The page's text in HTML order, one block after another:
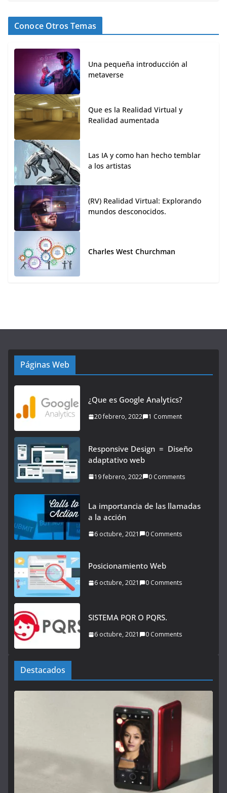
Conoce Otros Temas
Una pequeña introducción al
metaverse
Que es la Realidad Virtual y
Realidad aumentada
Las IA y como han hecho temblar
a los artistas
(RV) Realidad Virtual: Explorando
mundos desconocidos.
Charles West Churchman
Páginas Web
¿Que es Google Analytics?
20 febrero, 2022 1 Comment
Responsive Design = Diseño
adaptativo web
19 febrero, 2022 0 Comments
La importancia de las llamadas
a la acción
6 octubre, 2021 0 Comments
Posicionamiento Web
6 octubre, 2021 0 Comments
SISTEMA PQR O PQRS.
6 octubre, 2021 0 Comments
Destacados